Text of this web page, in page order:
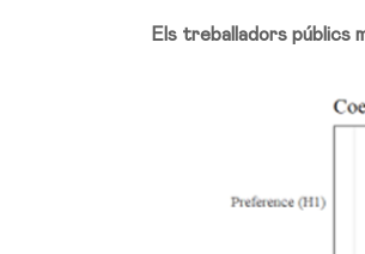
Els treballadors públics